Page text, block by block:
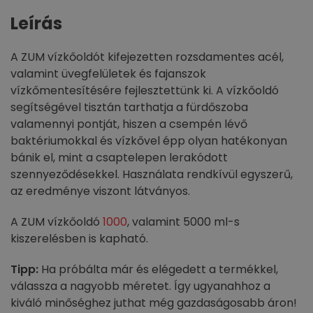
Leírás
A ZUM vízkőoldót kifejezetten rozsdamentes acél,
valamint üvegfelületek és fajanszok
vízkőmentesítésére fejlesztettünk ki. A vízkőoldó
segítségével tisztán tarthatja a fürdőszoba
valamennyi pontját, hiszen a csempén lévő
baktériumokkal és vízkővel épp olyan hatékonyan
bánik el, mint a csaptelepen lerakódott
szennyeződésekkel. Használata rendkívül egyszerű,
az eredménye viszont látványos.
A ZUM vízkőoldó 1000, valamint 5000 ml-s
kiszerelésben is kapható.
Tipp: Ha próbálta már és elégedett a termékkel,
válassza a nagyobb méretet. Így ugyanahhoz a
kiváló minőséghez juthat még gazdaságosabb áron!